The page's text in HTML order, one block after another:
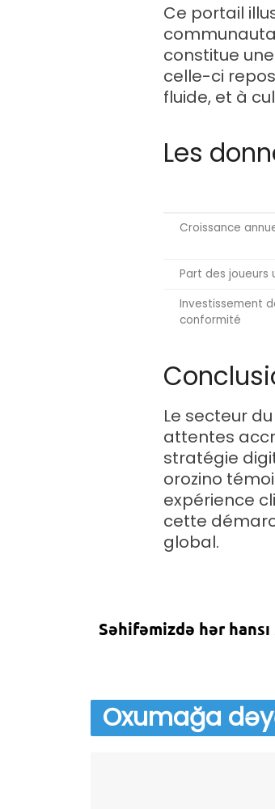
Ce portail
constitue
celle-ci
fluide, et à
Les
Croissance
Part des joueurs
Investissement
conformité
Le secteur
attentes
stratégie
orozino
expérience
cette
global.
Səhifəmizdə hər
Oxumağa